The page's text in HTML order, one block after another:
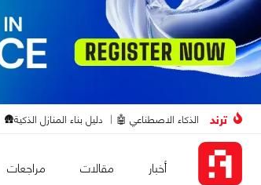
ترند الذكاء الاصطناعي 🤖 دليل بناء المنازل الذكية🛖
أخبار مقالات مراجعات